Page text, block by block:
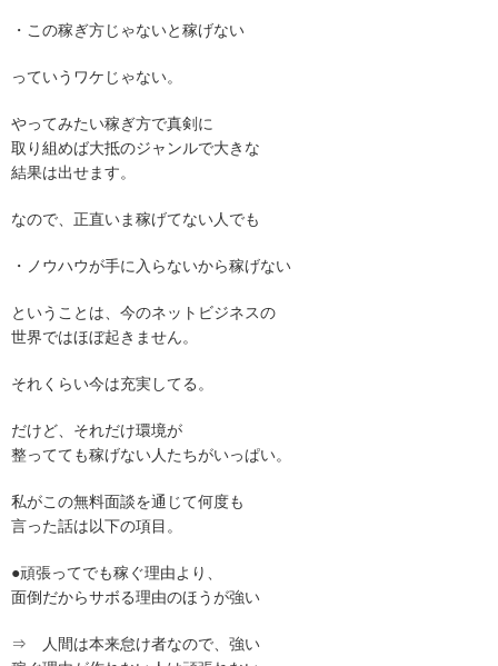
・この稼ぎ方じゃないと稼げない
っていうワケじゃない。
やってみたい稼ぎ方で真剣に
取り組めば大抵のジャンルで大きな
結果は出せます。
なので、正直いま稼げてない人でも
・ノウハウが手に入らないから稼げない
ということは、今のネットビジネスの
世界ではほぼ起きません。
それくらい今は充実してる。
だけど、それだけ環境が
整ってても稼げない人たちがいっぱい。
私がこの無料面談を通じて何度も
言った話は以下の項目。
●頑張ってでも稼ぐ理由より、
面倒だからサボる理由のほうが強い
⇒ 人間は本来怠け者なので、強い